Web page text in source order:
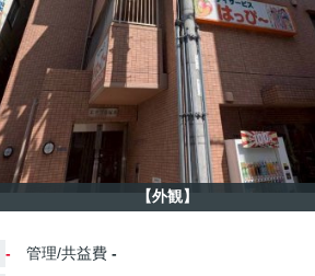
【外観】
- 管理/共益費 -